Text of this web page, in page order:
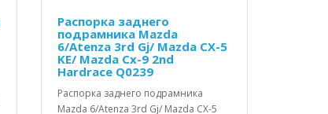
Распорка заднего
подрамника Mazda
6/Atenza 3rd Gj/ Mazda CX-5
KE/ Mazda Cx-9 2nd
Hardrace Q0239
Распорка заднего подрамника
Mazda 6/Atenza 3rd Gj/ Mazda CX-5